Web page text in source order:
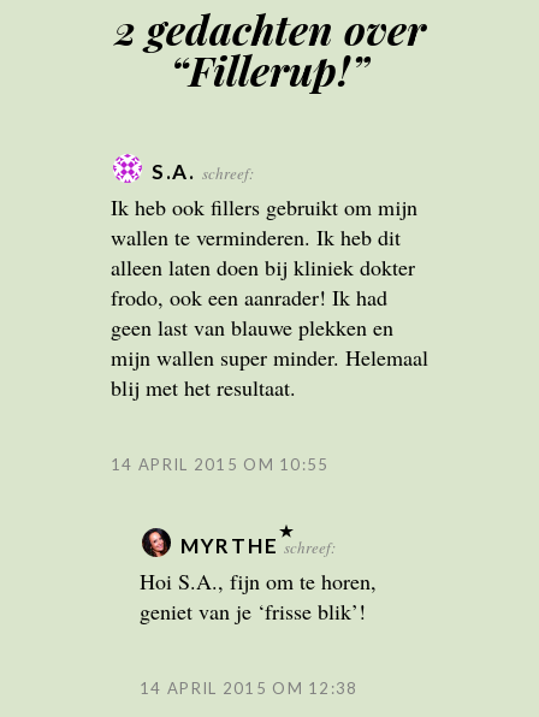
2 gedachten over
“Fillerup!”
S.A. schreef:
Ik heb ook fillers gebruikt om mijn
wallen te verminderen. Ik heb dit
alleen laten doen bij kliniek dokter
frodo, ook een aanrader! Ik had
geen last van blauwe plekken en
mijn wallen super minder. Helemaal
blij met het resultaat.
14 APRIL 2015 OM 10:55
MYRTHE schreef:
Hoi S.A., fijn om te horen,
geniet van je ‘frisse blik’!
14 APRIL 2015 OM 12:38